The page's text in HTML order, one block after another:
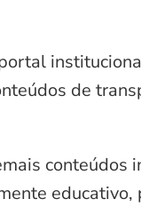
de
conteúdos